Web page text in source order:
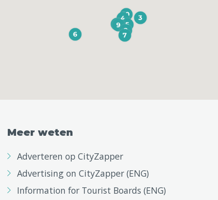
Meer weten
Adverteren op CityZapper
Advertising on CityZapper (ENG)
Information for Tourist Boards (ENG)